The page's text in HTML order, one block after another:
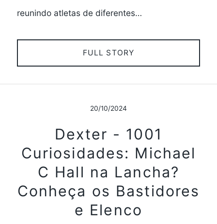
reunindo atletas de diferentes…
FULL STORY
20/10/2024
Dexter - 1001
Curiosidades: Michael
C Hall na Lancha?
Conheça os Bastidores
e Elenco